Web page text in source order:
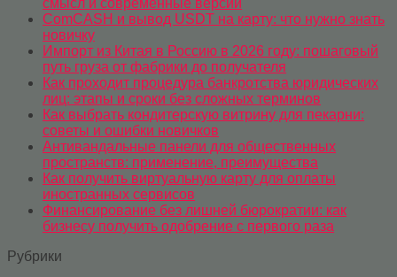
ComCASH и вывод USDT на карту: что нужно знать
новичку
Импорт из Китая в Россию в 2026 году: пошаговый
путь груза от фабрики до получателя
Как проходит процедура банкротства юридических
лиц: этапы и сроки без сложных терминов
Как выбрать кондитерскую витрину для пекарни:
советы и ошибки новичков
Антивандальные панели для общественных
пространств: применение, преимущества
Как получить виртуальную карту для оплаты
иностранных сервисов
Финансирование без лишней бюрократии: как
бизнесу получить одобрение с первого раза
Рубрики